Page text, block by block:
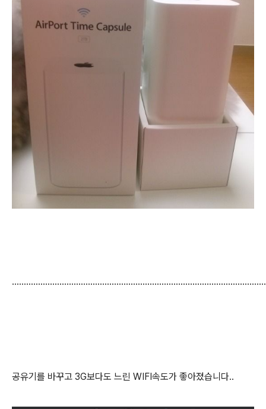
공유기를 바꾸고 3G보다도 느린 WIFI속도가 좋아졌습니다..